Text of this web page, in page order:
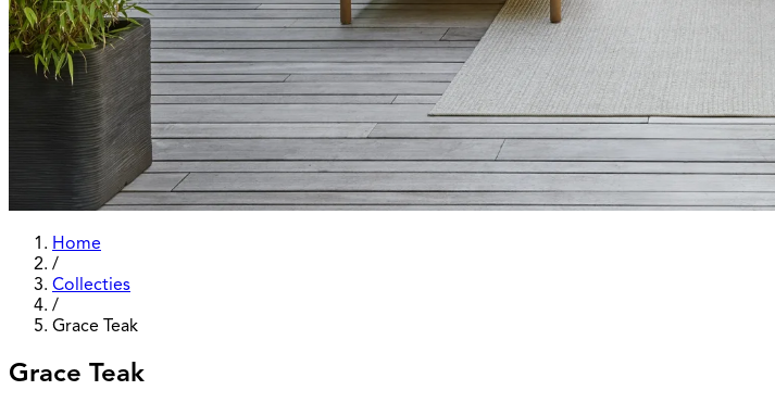
Home
/
Collecties
/
Grace Teak
Grace Teak